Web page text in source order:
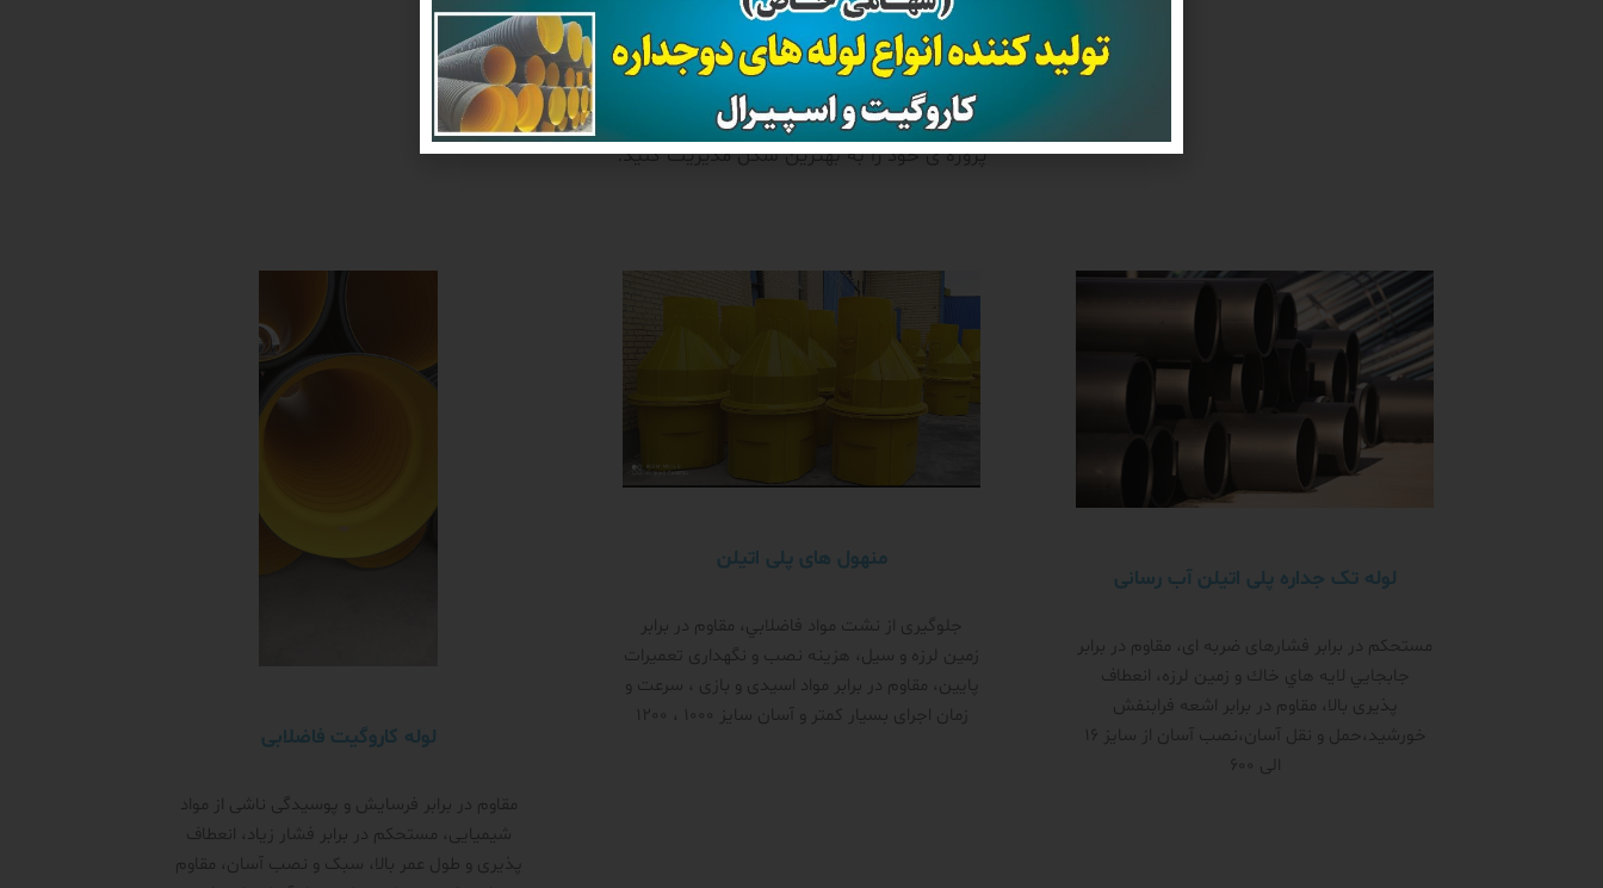
برای انتخاب بهتر و مناسب تر نیازمند تجربه ای خواهید بود که کارشناسان
مجرب شرکت قدیر لوله پاسارگاد به صورت رایگان در اختیار شما قرار خواهند
داد تا با صرفه جویی در هزینه و زمان محصول مناسب خود را انتخاب کنید و
پروژه ی خود را به بهترین شکل مدیریت کنید.
لوله تک جداره پلی اتیلن آب رسانی
مستحکم در برابر فشار‌های ضربه ای، مقاوم در برابر
جابجايي لايه هاي خاك و زمين لرزه، انعطاف
پذیری بالا، مقاوم در برابر اشعه فرابنفش
خورشید،حمل و نقل آسان،نصب آسان از سایز 16
الی 600
منهول های پلی اتیلن
جلوگیری از نشت مواد فاضلابي، مقاوم در برابر
زمین لرزه و سیل، هزینه نصب و نگهداری تعمیرات
پایین، مقاوم در برابر مواد اسیدی و بازی ، سرعت و
زمان اجرای بسیار کمتر و آسان سایز 1000 ، 1200
لوله کاروگیت فاضلابی
مقاوم در برابر فرسایش و پوسیدگی ناشی از مواد
شیمیایی، مستحکم در برابر فشار زیاد، انعطاف
پذیری و طول عمر بالا، سبک و نصب آسان، مقاوم